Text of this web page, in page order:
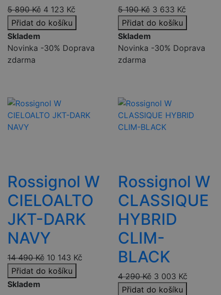
5 890Kč 4 123 Kč
Přidat do košíku
Skladem
5 190Kč 3 633 Kč
Přidat do košíku
Skladem
Novinka -30% Doprava
zdarma
Rossignol W
CIELOALTO
JKT-DARK
NAVY
14 490Kč 10 143 Kč
Přidat do košíku
Skladem
Novinka -30% Doprava
zdarma
Rossignol W
CLASSIQUE
HYBRID
CLIM-
BLACK
4 290Kč 3 003 Kč
Přidat do košíku